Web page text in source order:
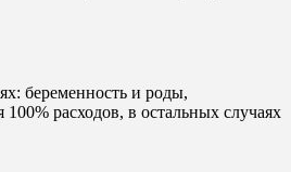
беременность и роды,
расходов, в остальных случаях